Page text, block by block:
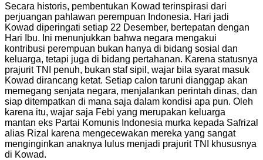
Secara historis, pembentukan Kowad terinspirasi dari
perjuangan pahlawan perempuan Indonesia. Hari jadi
Kowad diperingati setiap 22 Desember, bertepatan dengan
Hari Ibu. Ini menunjukkan bahwa negara mengakui
kontribusi perempuan bukan hanya di bidang sosial dan
keluarga, tetapi juga di bidang pertahanan. Karena statusnya
prajurit TNI penuh, bukan staf sipil, wajar bila syarat masuk
Kowad dirancang ketat. Setiap calon taruni dianggap akan
memegang senjata negara, menjalankan perintah dinas, dan
siap ditempatkan di mana saja dalam kondisi apa pun. Oleh
karena itu, wajar saja Febi yang merupakan keluarga
mantan eks Partai Komunis Indonesia murka kepada Safrizal
alias Rizal karena mengecewakan mereka yang sangat
menginginkan anaknya lulus menjadi prajurit TNI khususnya
di Kowad.